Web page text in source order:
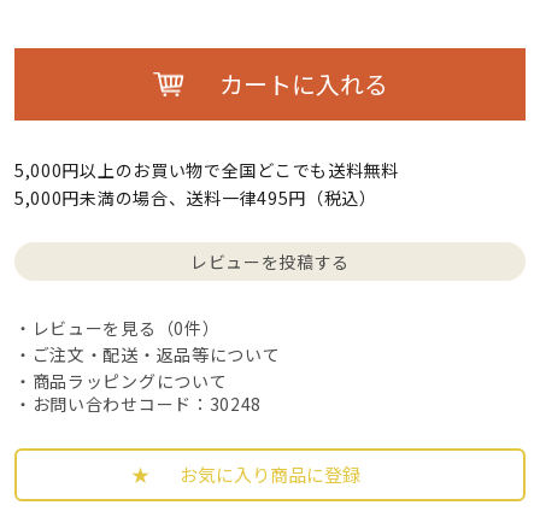
カートに入れる
5,000円以上のお買い物で全国どこでも送料無料
5,000円未満の場合、送料一律495円（税込）
レビューを投稿する
レビューを見る（0件）
ご注文・配送・返品等について
商品ラッピングについて
・お問い合わせコード：30248
お気に入り商品に登録